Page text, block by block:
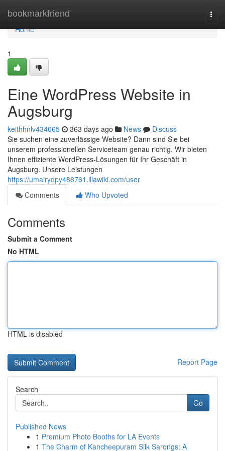
bookmarkfriend
Home
Home
1
Eine WordPress Website in
Augsburg
keithhnlv434065 363 days ago News
Discuss
Sie suchen eine zuverlässige Website? Dann sind Sie bei
unserem professionellen Serviceteam genau richtig. Wir bieten
Ihnen effiziente WordPress-Lösungen für Ihr Geschäft in
Augsburg. Unsere Leistungen
https://umairydpy488761.illawiki.com/user
Comments
Who Upvoted
Comments
Submit a Comment
No HTML
HTML is disabled
Report Page
Search
Go
Published News
1 Premium Photo Booths for LA Events
1 The Charm of Kancheepuram Silk Sarongs: A